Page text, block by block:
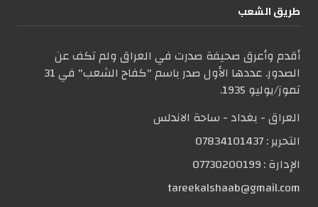
طریق الشعب
أقدم وأعرق صحيفة صدرت في العراق ولم تكف عن
الصدور. عددها الأول صدر باسم "كفاح الشعب" في 31
تموز/يوليو 1935.
العراق - بغداد - ساحة الاندلس
التحریر :07834101437
الإدارة :07730200199
tareekalshaab@gmail.com